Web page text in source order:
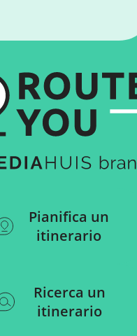
Pianifica un
itinerario
Ricerca un
itinerario